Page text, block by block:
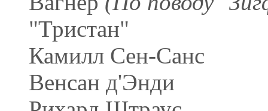
"Тристан"
Камилл Сен-Санс
Венсан д'Энди